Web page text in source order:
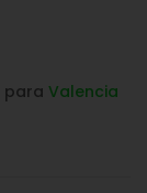
para Valencia